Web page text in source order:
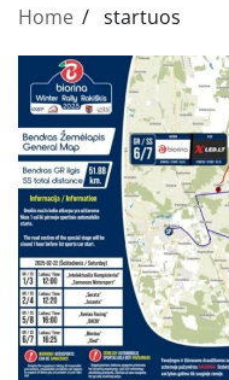
Home startuos